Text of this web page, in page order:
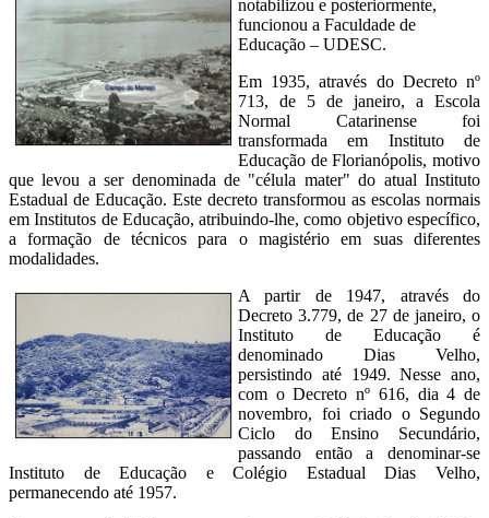
notabilizou e posteriormente,
funcionou a Faculdade de
Educação – UDESC.
Em 1935, através do Decreto nº
713, de 5 de janeiro, a Escola
Normal Catarinense foi
transformada em Instituto de
Educação de Florianópolis, motivo
que levou a ser denominada de "célula mater" do atual Instituto
Estadual de Educação. Este decreto transformou as escolas normais
em Institutos de Educação, atribuindo-lhe, como objetivo específico,
a formação de técnicos para o magistério em suas diferentes
modalidades.
A partir de 1947, através do
Decreto 3.779, de 27 de janeiro, o
Instituto de Educação é
denominado Dias Velho,
persistindo até 1949. Nesse ano,
com o Decreto nº 616, dia 4 de
novembro, foi criado o Segundo
Ciclo do Ensino Secundário,
passando então a denominar-se
Instituto de Educação e Colégio Estadual Dias Velho,
permanecendo até 1957.